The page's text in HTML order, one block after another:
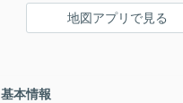
地図アプリで見る
基本情報